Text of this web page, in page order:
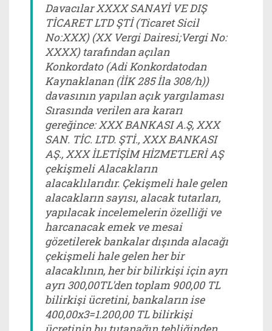
Davacılar XXXX SANAYİ VE DIŞ
TİCARET LTD ŞTİ (Ticaret Sicil
No:XXX) (XX Vergi Dairesi;Vergi No:
XXXX) tarafından açılan
Konkordato (Adi Konkordatodan
Kaynaklanan (İİK 285 İla 308/h))
davasının yapılan açık yargılaması
Sırasında verilen ara kararı
gereğince: XXX BANKASI A.Ş, XXX
SAN. TİC. LTD. ŞTİ., XXX BANKASI
AŞ., XXX İLETİŞİM HİZMETLERİ AŞ
çekişmeli Alacakların
alacaklılarıdır. Çekişmeli hale gelen
alacakların sayısı, alacak tutarları,
yapılacak incelemelerin özelliği ve
harcanacak emek ve mesai
gözetilerek bankalar dışında alacağı
çekişmeli hale gelen her bir
alacaklının, her bir bilirkişi için ayrı
ayrı 300,00TL'den toplam 900,00 TL
bilirkişi ücretini, bankaların ise
400,00x3=1.200,00 TL bilirkişi